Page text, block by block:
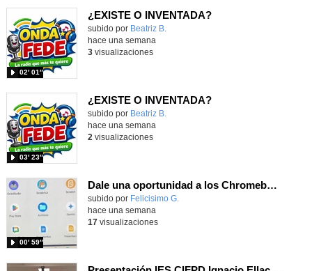
¿EXISTE O INVENTADA?
Contenido educativo.
subido por Beatriz B.
02′ 01″
hace una semana
3visualizaciones
¿EXISTE O INVENTADA?
Contenido educativo.
subido por Beatriz B.
03′ 23″
hace una semana
2 visualizaciones
Dale una oportunidad a los Chromebooks y utiliza un proyector para realizar talleres si no tienes pantallas táctiles
Contenido educativo.
subido por Felicisimo G.
00′ 59″
hace una semana
17visualizaciones